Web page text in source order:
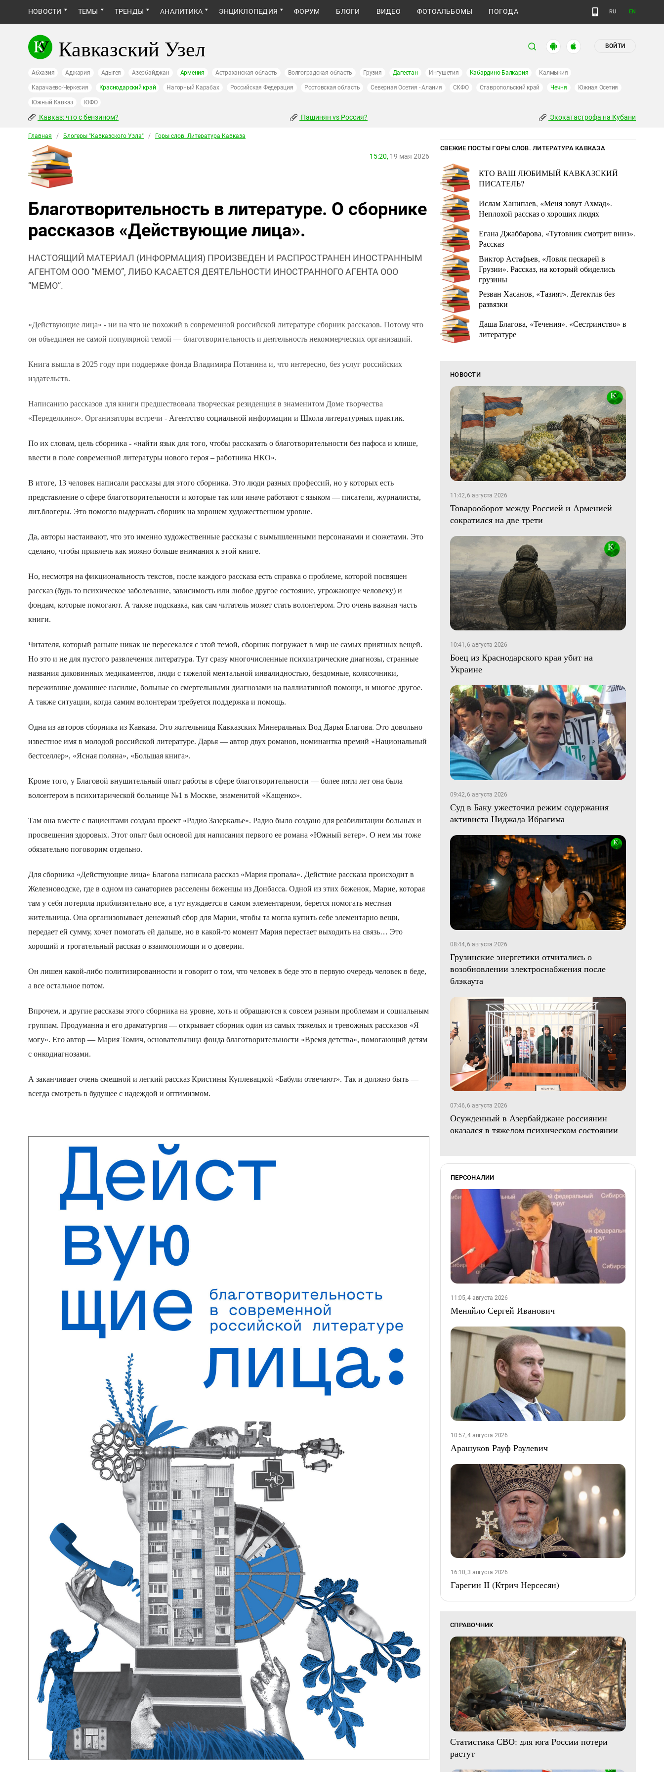
НОВОСТИ ТЕМЫ ТРЕНДЫ АНАЛИТИКА ЭНЦИКЛОПЕДИЯ ФОРУМ БЛОГИ ВИДЕО ФОТОАЛЬБОМЫ ПОГОДА RU EN
Кавказский Узел ВОЙТИ
Абхазия Аджария Адыгея Азербайджан Армения Астраханская область Волгоградская область Грузия Дагестан Ингушетия Кабардино-Балкария Калмыкия
Карачаево-Черкесия Краснодарский край Нагорный Карабах Российская Федерация Ростовская область Северная Осетия - Алания СКФО Ставропольский край Чечня Южная Осетия
Южный Кавказ ЮФО
Кавказ: что с бензином? Пашинян vs Россия? Экокатастрофа на Кубани
Главная / Блогеры "Кавказского Узла" / Горы слов. Литература Кавказа
15:20, 19 мая 2026
Благотворительность в литературе. О сборнике
рассказов «Действующие лица».
НАСТОЯЩИЙ МАТЕРИАЛ (ИНФОРМАЦИЯ) ПРОИЗВЕДЕН И РАСПРОСТРАНЕН ИНОСТРАННЫМ
АГЕНТОМ ООО “МЕМО”, ЛИБО КАСАЕТСЯ ДЕЯТЕЛЬНОСТИ ИНОСТРАННОГО АГЕНТА ООО
“МЕМО”.
«Действующие лица» - ни на что не похожий в современной российской литературе сборник рассказов. Потому что
он объединен не самой популярной темой — благотворительность и деятельность некоммерческих организаций.
Книга вышла в 2025 году при поддержке фонда Владимира Потанина и, что интересно, без услуг российских
издательств.
Написанию рассказов для книги предшествовала творческая резиденция в знаменитом Доме творчества
«Переделкино». Организаторы встречи - Агентство социальной информации и Школа литературных практик.
По их словам, цель сборника - «найти язык для того, чтобы рассказать о благотворительности без пафоса и клише,
ввести в поле современной литературы нового героя – работника НКО».
В итоге, 13 человек написали рассказы для этого сборника. Это люди разных профессий, но у которых есть
представление о сфере благотворительности и которые так или иначе работают с языком — писатели, журналисты,
лит.блогеры. Это помогло выдержать сборник на хорошем художественном уровне.
Да, авторы настаивают, что это именно художественные рассказы с вымышленными персонажами и сюжетами. Это
сделано, чтобы привлечь как можно больше внимания к этой книге.
Но, несмотря на фикциональность текстов, после каждого рассказа есть справка о проблеме, которой посвящен
рассказ (будь то психическое заболевание, зависимость или любое другое состояние, угрожающее человеку) и
фондам, которые помогают. А также подсказка, как сам читатель может стать волонтером. Это очень важная часть
книги.
Читателя, который раньше никак не пересекался с этой темой, сборник погружает в мир не самых приятных вещей.
Но это и не для пустого развлечения литература. Тут сразу многочисленные психиатрические диагнозы, странные
названия диковинных медикаментов, люди с тяжелой ментальной инвалидностью, бездомные, колясочники,
пережившие домашнее насилие, больные со смертельными диагнозами на паллиативной помощи, и многое другое.
А также ситуации, когда самим волонтерам требуется поддержка и помощь.
Одна из авторов сборника из Кавказа. Это жительница Кавказских Минеральных Вод Дарья Благова. Это довольно
известное имя в молодой российской литературе. Дарья — автор двух романов, номинантка премий «Национальный
бестселлер», «Ясная поляна», «Большая книга».
Кроме того, у Благовой внушительный опыт работы в сфере благотворительности — более пяти лет она была
волонтером в психитарической больнице №1 в Москве, знаменитой «Кащенко».
Там она вместе с пациентами создала проект «Радио Зазеркалье». Радио было создано для реабилитации больных и
просвещения здоровых. Этот опыт был основой для написания первого ее романа «Южный ветер». О нем мы тоже
обязательно поговорим отдельно.
Для сборника «Действующие лица» Благова написала рассказ «Мария пропала». Действие рассказа происходит в
Железноводске, где в одном из санаториев расселены беженцы из Донбасса. Одной из этих беженок, Марие, которая
там у себя потеряла приблизительно все, а тут нуждается в самом элементарном, берется помогать местная
жительница. Она организовывает денежный сбор для Марии, чтобы та могла купить себе элементарно вещи,
передает ей сумму, хочет помогать ей дальше, но в какой-то момент Мария перестает выходить на связь… Это
хороший и трогательный рассказ о взаимопомощи и о доверии.
Он лишен какой-либо политизированности и говорит о том, что человек в беде это в первую очередь человек в беде,
а все остальное потом.
Впрочем, и другие рассказы этого сборника на уровне, хоть и обращаются к совсем разным проблемам и социальным
группам. Продуманна и его драматургия — открывает сборник один из самых тяжелых и тревожных рассказов «Я
могу». Его автор — Мария Томич, основательница фонда благотворительности «Время детства», помогающий детям
с онкодиагнозами.
А заканчивает очень смешной и легкий рассказ Кристины Куплевацкой «Бабули отвечают». Так и должно быть —
всегда смотреть в будущее с надеждой и оптимизмом.
СВЕЖИЕ ПОСТЫ ГОРЫ СЛОВ. ЛИТЕРАТУРА КАВКАЗА
КТО ВАШ ЛЮБИМЫЙ КАВКАЗСКИЙ
ПИСАТЕЛЬ?
Ислам Ханипаев, «Меня зовут Ахмад».
Неплохой рассказ о хороших людях
Егана Джаббарова, «Тутовник смотрит вниз».
Рассказ
Виктор Астафьев, «Ловля пескарей в
Грузии». Рассказ, на который обиделись
грузины
Резван Хасанов, «Тазият». Детектив без
развязки
Даша Благова, «Течения». «Сестринство» в
литературе
НОВОСТИ
11:42, 6 августа 2026
Товарооборот между Россией и Арменией
сократился на две трети
10:41, 6 августа 2026
Боец из Краснодарского края убит на
Украине
09:42, 6 августа 2026
Суд в Баку ужесточил режим содержания
активиста Ниджада Ибрагима
08:44, 6 августа 2026
Грузинские энергетики отчитались о
возобновлении электроснабжения после
блэкаута
07:46, 6 августа 2026
Осужденный в Азербайджане россиянин
оказался в тяжелом психическом состоянии
ПЕРСОНАЛИИ
11:05, 4 августа 2026
Меняйло Сергей Иванович
10:57, 4 августа 2026
Арашуков Рауф Раулевич
16:10, 3 августа 2026
Гарегин II (Ктрич Нерсесян)
СПРАВОЧНИК
Статистика СВО: для юга России потери
растут